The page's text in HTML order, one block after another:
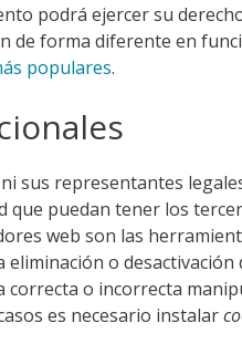
podrá ejercer su
de forma diferente en
populares.
sus representantes
que puedan tener los
web son las
eliminación o
correcta o incorrecta
es necesario instalar